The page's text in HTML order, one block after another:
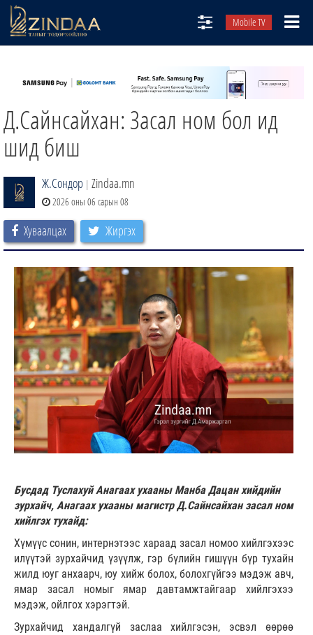
Mobile TV
ТВ8
ӨГЛӨӨНИЙ СОНИН
АУДИО ЗОХИОЛ
ЗИНДАА СЭТГҮҮЛ
Д.Сайнсайхан: Засал ном бол ид
шид биш
Ж.Сондор | Zindaa.mn
2026 оны 06 сарын 08
Хуваалцах Жиргэх
Бусдад Туслахуй Анагаах ухааны Манба Дацан хийдийн
зурхайч, Анагаах ухааны магистр Д.Сайнсайхан засал ном
хийлгэх тухайд:
Хүмүүс сонин, интернэтээс хараад засал номоо хийлгэхээс
илүүтэй зурхайчид үзүүлж, гэр бүлийн гишүүн бүр тухайн
жилд юуг анхаарч, юу хийж болох, болохгүйгээ мэдэж авч,
ямар засал номыг ямар давтамжтайгаар хийлгэхээ
мэдэж, ойлгох хэрэгтэй.
Зурхайчид хандалгүй заслаа хийлгэсэн, эсвэл өөрөө